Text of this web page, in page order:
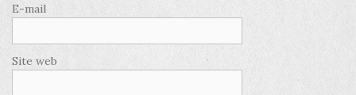
E-mail
Site web